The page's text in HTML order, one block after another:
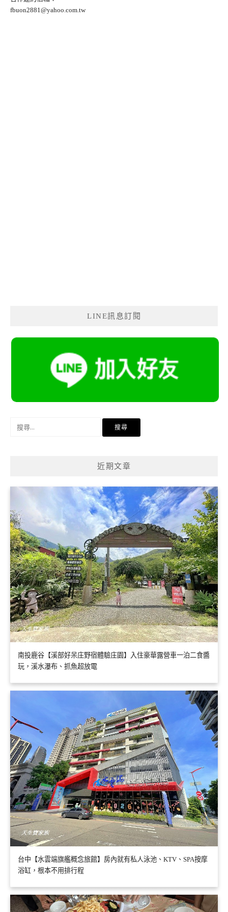
fbuon2881@yahoo.com.tw
LINE訊息訂閱
近期文章
南投鹿谷【溪部好呆庄野宿體驗庄園】入住豪華露營車一泊二食醬
玩，溪水瀑布、抓魚超放電
台中【水雲端旗艦概念旅館】房內就有私人泳池、KTV、SPA按摩
浴缸，根本不用排行程